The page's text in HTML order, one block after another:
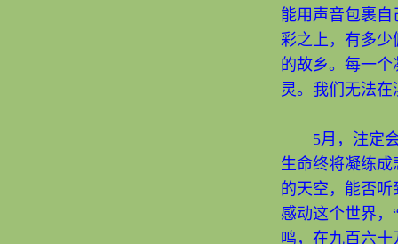
能用声音包裹
彩之上，有多
的故乡。每一
灵。我们无法
5月，注定会
生命终将凝练
的天空，能否
感动这个世界
鸣，在九百六